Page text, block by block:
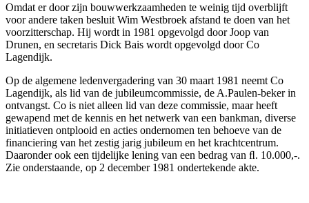
Omdat er door zijn bouwwerkzaamheden te weinig tijd overblijft
voor andere taken besluit Wim Westbroek afstand te doen van het
voorzitterschap. Hij wordt in 1981 opgevolgd door Joop van
Drunen, en secretaris Dick Bais wordt opgevolgd door Co
Lagendijk.
Op de algemene ledenvergadering van 30 maart 1981 neemt Co
Lagendijk, als lid van de jubileumcommissie, de A.Paulen-beker in
ontvangst. Co is niet alleen lid van deze commissie, maar heeft
gewapend met de kennis en het netwerk van een bankman, diverse
initiatieven ontplooid en acties ondernomen ten behoeve van de
financiering van het zestig jarig jubileum en het krachtcentrum.
Daaronder ook een tijdelijke lening van een bedrag van ﬂ. 10.000,-.
Zie onderstaande, op 2 december 1981 ondertekende akte.